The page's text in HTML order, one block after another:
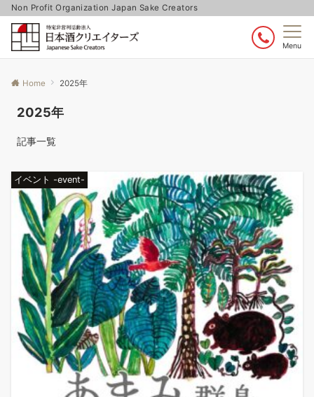
Non Profit Organization Japan Sake Creators
Menu
Home 2025年
2025年
記事一覧
イベント -event-